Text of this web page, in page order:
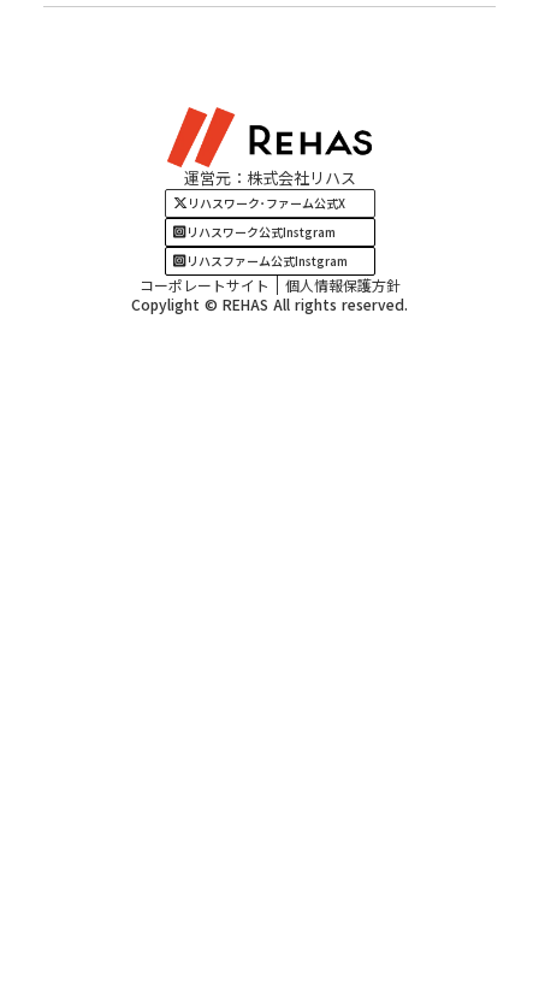
四国・九州エリア運営元：株式会社リハス
リハスワーク･ファーム公式X
リハスワーク公式Instgram
リハスファーム公式Instgram
コーポレートサイト
個人情報保護方針
Copylight © REHAS All rights reserved.